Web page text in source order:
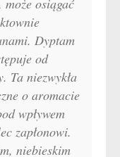
osiągać
Dyptam
od
Ta niezwykła
o aromacie
wpływem
zapłonowi.
niebieskim